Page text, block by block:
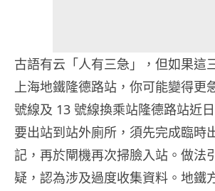
古語有云「人有三急」，但如果這
上海地鐵隆德路站，你可能變得更
號線及 13 號線換乘站隆德路站近
要出站到站外廁所，須先完成臨時
記，再於閘機再次掃臉入站。做法
疑，認為涉及過度收集資料。地鐵